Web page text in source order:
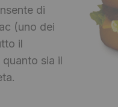
di
(uno dei
il
quanto sia il